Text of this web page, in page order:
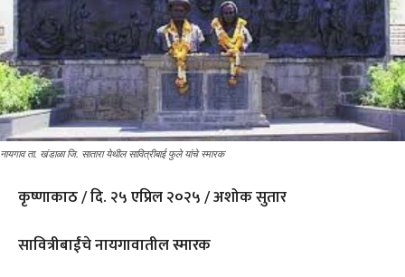
नायगाव ता. खंडाळा जि. सातारा येथील सावित्रीबाई फुले यांचे स्मारक
कृष्णाकाठ / दि. २५ एप्रिल २०२५ / अशोक सुतार
सावित्रीबाईंचे नायगावातील स्मारक